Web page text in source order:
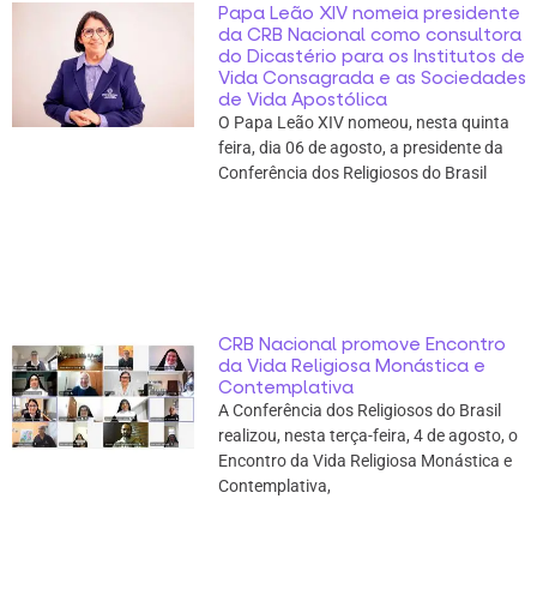
Papa Leão XIV nomeia presidente
da CRB Nacional como consultora
do Dicastério para os Institutos de
Vida Consagrada e as Sociedades
de Vida Apostólica
O Papa Leão XIV nomeou, nesta quinta
feira, dia 06 de agosto, a presidente da
Conferência dos Religiosos do Brasil
CRB Nacional promove Encontro
da Vida Religiosa Monástica e
Contemplativa
A Conferência dos Religiosos do Brasil
realizou, nesta terça-feira, 4 de agosto, o
Encontro da Vida Religiosa Monástica e
Contemplativa,